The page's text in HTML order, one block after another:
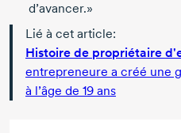
d’avancer.»
Lié à cet article:
Histoire de propriétaire
entrepreneure a créé une
à l’âge de 19 ans